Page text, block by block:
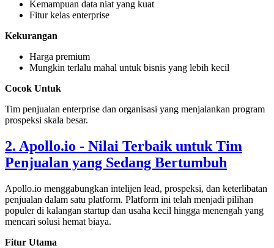
Kemampuan data niat yang kuat
Fitur kelas enterprise
Kekurangan
Harga premium
Mungkin terlalu mahal untuk bisnis yang lebih kecil
Cocok Untuk
Tim penjualan enterprise dan organisasi yang menjalankan program
prospeksi skala besar.
2. Apollo.io - Nilai Terbaik untuk Tim
Penjualan yang Sedang Bertumbuh
Apollo.io menggabungkan intelijen lead, prospeksi, dan keterlibatan
penjualan dalam satu platform. Platform ini telah menjadi pilihan
populer di kalangan startup dan usaha kecil hingga menengah yang
mencari solusi hemat biaya.
Fitur Utama